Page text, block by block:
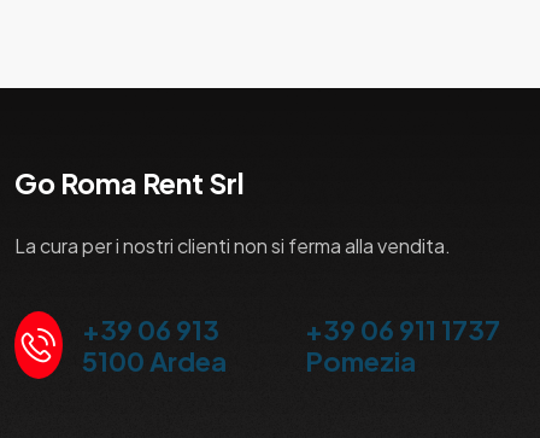
Go Roma Rent Srl
La cura per i nostri clienti non si ferma alla vendita.
+39 06 913
5100 Ardea
+39 06 911 1737
Pomezia